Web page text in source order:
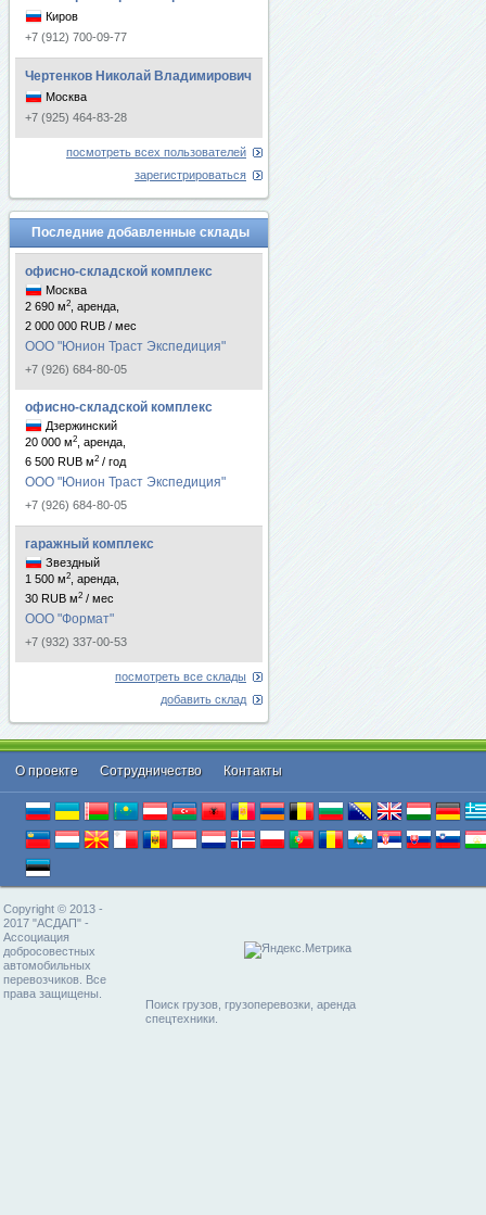
Киров
+7 (912) 700-09-77
Чертенков Николай Владимирович
Москва
+7 (925) 464-83-28
посмотреть всех пользователей
зарегистрироваться
Последние добавленные склады
офисно-складской комплекс
Москва
2 690 м2
, аренда,
2 000 000 RUB / мес
ООО "Юнион Траст Экспедиция"
+7 (926) 684-80-05
офисно-складской комплекс
Дзержинский
20 000 м2
, аренда,
6 500 RUB м2 / год
ООО "Юнион Траст Экспедиция"
+7 (926) 684-80-05
гаражный комплекс
Звездный
1 500 м2
, аренда,
30 RUB м2 / мес
ООО "Формат"
+7 (932) 337-00-53
посмотреть все склады
добавить склад
О проекте Cотрудничество Контакты
Copyright © 2013 -
2017 "АСДАП" -
Ассоциация
добросовестных
автомобильных
перевозчиков. Все
права защищены.
Поиск грузов, грузоперевозки, аренда
спецтехники.